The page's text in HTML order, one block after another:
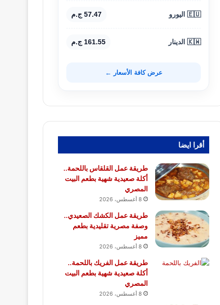
🇪🇺 اليورو 57.47 ج.م
🇰🇼 الدينار 161.55 ج.م
عرض كافة الأسعار ←
أقرا ايضا
طريقة عمل القلقاس باللحمة..
أكلة صعيدية شهية بطعم البيت
المصري
8 أغسطس، 2026
طريقة عمل الكشك الصعيدي..
وصفة مصرية تقليدية بطعم
مميز
8 أغسطس، 2026
طريقة عمل الفريك باللحمة..
أكلة صعيدية شهية بطعم البيت
المصري
8 أغسطس، 2026